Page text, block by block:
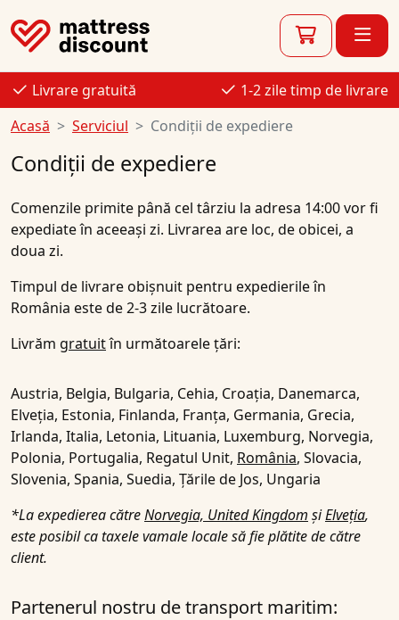
Livrare gratuită
1-2 zile timp de livrare
Acasă
Serviciul Condiții de expediere
Condiții de expediere
Comenzile primite până cel târziu la adresa 14:00vor fi
expediate în aceeași zi. Livrarea are loc, de obicei, a
doua zi.
Timpul de livrare obișnuit pentru expedierile în
România este de2-3 zile lucrătoare.
Livrăm gratuitîn următoarele țări:
Austria, Belgia, Bulgaria, Cehia, Croația, Danemarca,
Elveția, Estonia, Finlanda, Franța, Germania, Grecia,
Irlanda, Italia, Letonia, Lituania, Luxemburg, Norvegia,
Polonia, Portugalia, Regatul Unit, România, Slovacia,
Slovenia, Spania, Suedia, Țările de Jos, Ungaria
*La expedierea cătreNorvegia, United Kingdom șiElveția,
este posibil ca taxele vamale locale să fie plătite de către
client.
Partenerul nostru de transport maritim: